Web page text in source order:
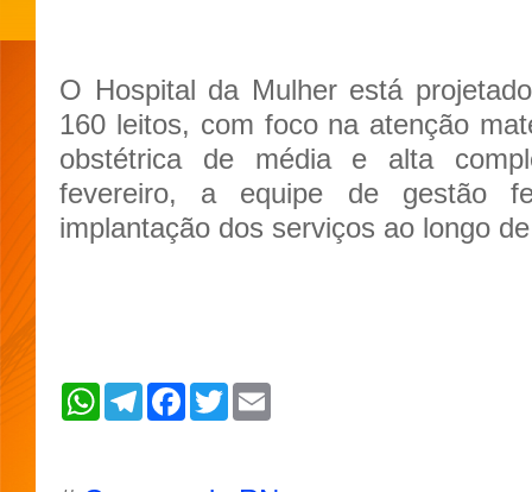
O Hospital da Mulher está
160 leitos, com foco na atenção
obstétrica de média e alta
fevereiro, a equipe de gestão
implantação dos serviços ao longo
W
A
T
e
F
a
T
w